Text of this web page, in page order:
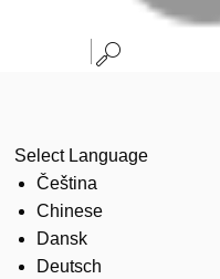
Select Language
Čeština
Chinese
Dansk
Deutsch